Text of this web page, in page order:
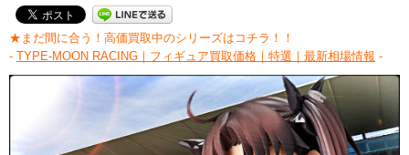
★まだ間に合う！高価買取中のシリーズはコチラ！！
- TYPE-MOON RACING｜フィギュア買取価格｜特選｜最新相場情報 -